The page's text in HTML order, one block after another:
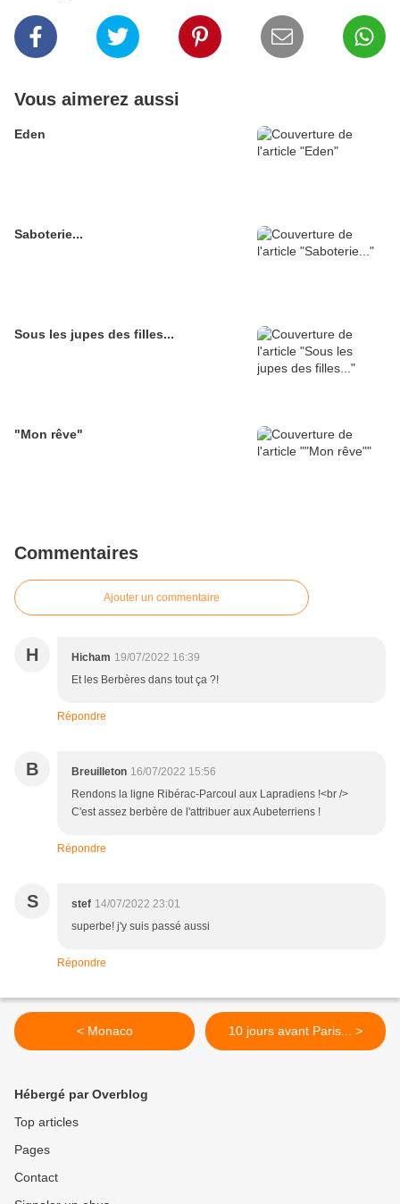
Vous aimerez aussi
Eden
Saboterie...
Sous les jupes des filles...
"Mon rêve"
Commentaires
Ajouter un commentaire
H Hicham 19/07/2022 16:39
Et les Berbères dans tout ça ?!
Répondre
B Breuilleton 16/07/2022 15:56
Rendons la ligne Ribérac-Parcoul aux Lapradiens !<br />
C'est assez berbère de l'attribuer aux Aubeterriens !
Répondre
S stef 14/07/2022 23:01
superbe! j'y suis passé aussi
Répondre
< Monaco 10 jours avant Paris... >
Hébergé par Overblog
Top articles
Pages
Contact